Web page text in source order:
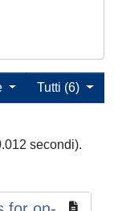
Tutti (6)
secondi).